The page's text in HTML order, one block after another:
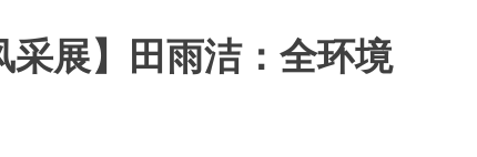
采展】田雨洁：全环境